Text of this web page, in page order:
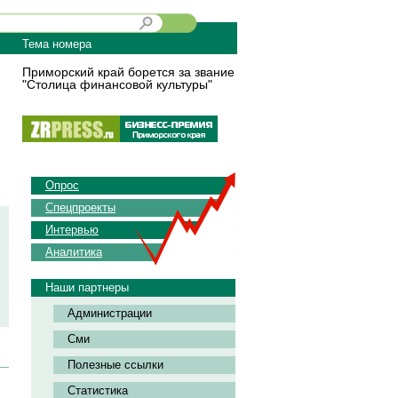
Тема номера
Приморский край борется за звание
"Столица финансовой культуры"
Опрос
Спецпроекты
Интервью
Аналитика
Наши партнеры
Администрации
Сми
Полезные ссылки
Статистика